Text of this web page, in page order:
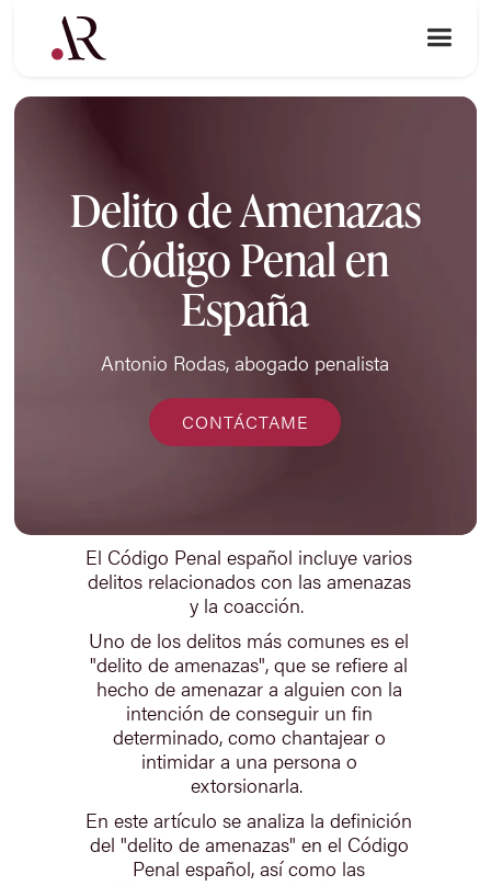
Delito de Amenazas
Código Penal en
España
Antonio Rodas, abogado penalista
CONTÁCTAME
El Código Penal español incluye varios
delitos relacionados con las amenazas
y la coacción.
Uno de los delitos más comunes es el
"delito de amenazas", que se refiere al
hecho de amenazar a alguien con la
intención de conseguir un fin
determinado, como chantajear o
intimidar a una persona o
extorsionarla.
En este artículo se analiza la definición
del "delito de amenazas" en el Código
Penal español, así como las